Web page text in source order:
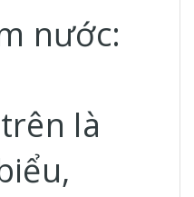
nước:
là